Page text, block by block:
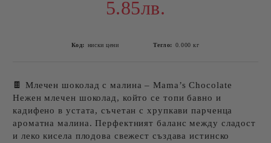
5.85лв.
Код: ниски цени Тегло: 0.000 кг
🍫 Млечен шоколад с малина – Mama’s Chocolate
Нежен млечен шоколад, който се топи бавно и
кадифено в устата, съчетан с хрупкави парченца
ароматна малина. Перфектният баланс между сладост
и леко кисела плодова свежест създава истинско